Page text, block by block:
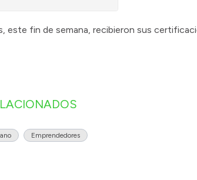
este fin de semana, recibieron sus
Emprendedores